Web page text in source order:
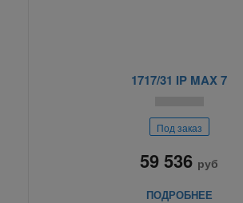
1717/31 IP MAX 7
Под заказ
59 536 руб
ПОДРОБНЕЕ